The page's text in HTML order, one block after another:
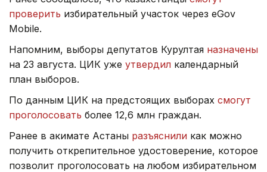
проверить избирательный участок через eGov
Mobile.
Напомним, выборы депутатов Курултая назначены
на 23 августа. ЦИК уже утвердил календарный
план выборов.
По данным ЦИК на предстоящих выборах смогут
проголосовать более 12,6 млн граждан.
Ранее в акимате Астаны разъяснили как можно
получить открепительное удостоверение, которое
позволит проголосовать на любом избирательном